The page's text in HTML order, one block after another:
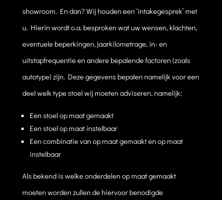
showroom. En dan? Wij houden een ‘intakegesprek’ met
u. Hierin wordt o.a. besproken wat uw wensen, klachten,
eventuele beperkingen, jaarkilometrage, in- en
uitstapfrequentie en andere bepalende factoren (zoals
autotype) zijn. Deze gegevens bepalen namelijk voor een
deel welk type stoel wij moeten adviseren, namelijk:
Een stoel op maat gemaakt
Een stoel op maat instelbaar
Een combinatie van op maat gemaakt en op maat
instelbaar
Als bekend is welke onderdelen op maat gemaakt
moeten worden zullen de hiervoor benodigde